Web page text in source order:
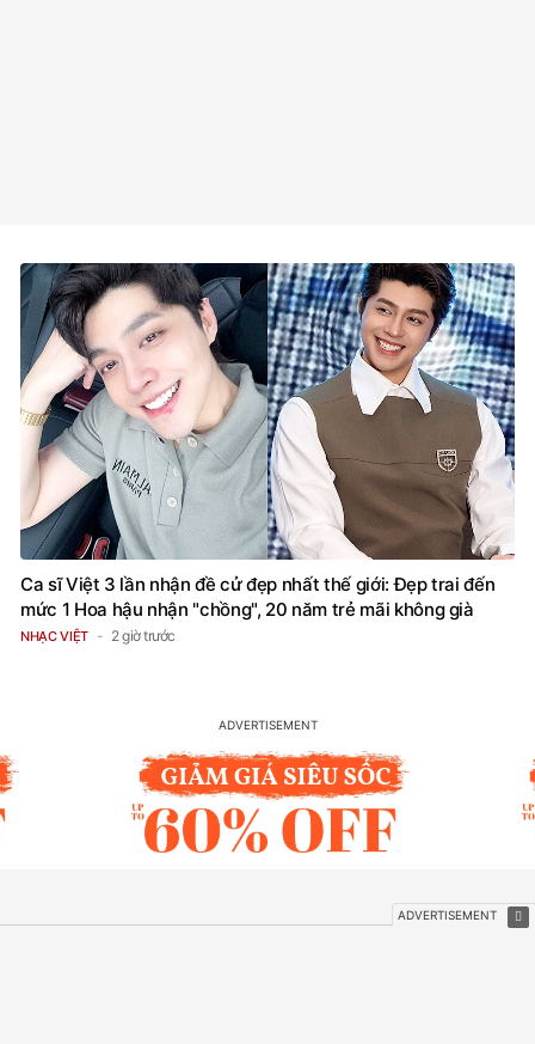
Ca sĩ Việt 3 lần nhận đề cử đẹp nhất thế giới: Đẹp trai đến
mức 1 Hoa hậu nhận "chồng", 20 năm trẻ mãi không già
NHẠC VIỆT 2 giờ trước